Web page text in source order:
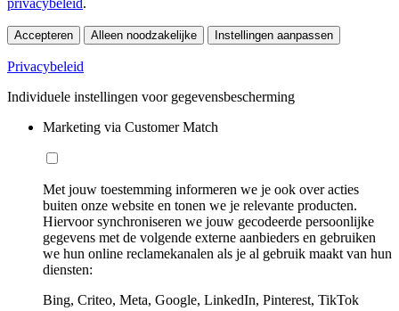
Accepteren Alleen noodzakelijke Instellingen aanpassen
Privacybeleid
Individuele instellingen voor gegevensbescherming
Marketing via Customer Match
Met jouw toestemming informeren we je ook over acties
buiten onze website en tonen we je relevante producten.
Hiervoor synchroniseren we jouw gecodeerde persoonlijke
gegevens met de volgende externe aanbieders en gebruiken
we hun online reclamekanalen als je al gebruik maakt van hun
diensten:
Bing, Criteo, Meta, Google, LinkedIn, Pinterest, TikTok